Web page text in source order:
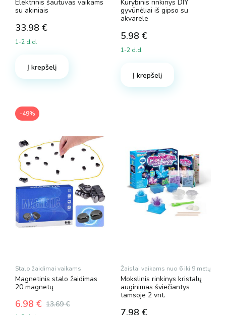
Elektrinis šautuvas vaikams
su akiniais
33.98 €
1-2 d.d.
Į krepšelį
Kūrybinis rinkinys DIY
gyvūnėliai iš gipso su
akvarele
5.98 €
1-2 d.d.
Į krepšelį
-49%
Stalo žaidimai vaikams
Magnetinis stalo žaidimas
20 magnetų
13.69€
6.98 €
Žaislai vaikams nuo 6 iki 9 metų
Mokslinis rinkinys kristalų
auginimas šviečiantys
tamsoje 2 vnt.